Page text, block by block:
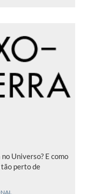
Universo? E como
tão perto de